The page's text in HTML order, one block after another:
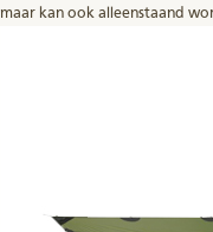
maar kan ook alleenstaand